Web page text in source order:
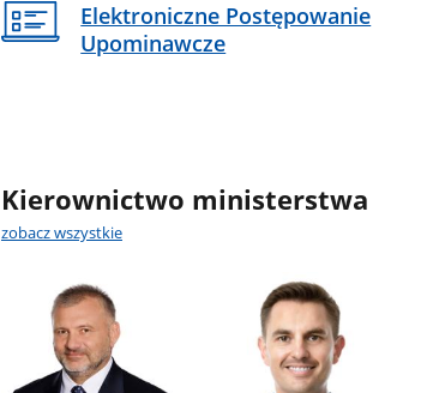
Elektroniczne Postępowanie
Upominawcze
Kierownictwo ministerstwa
zobacz wszystkie